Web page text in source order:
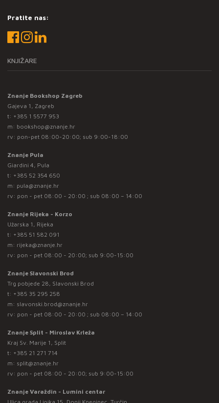
Pratite nas:
KNJIŽARE
Znanje Bookshop Zagreb
Gajeva 1, Zagreb
t: +385 1 5577 953
m: bookshop@znanje.hr
rv: pon-pet 08:00-20:00; sub 9:00-18:00
Znanje Pula
Giardini 4, Pula
t: +385 52 354 650
m: pula@znanje.hr
rv: pon - pet 08:00 - 20:00 ; sub 08:00 – 14:00
Znanje Rijeka - Korzo
Užarska 1, Rijeka
t: +385 51 582 091
m: rijeka@znanje.hr
rv: pon - pet 08:00 - 20:00; sub 9:00-15:00
Znanje Slavonski Brod
Trg pobjede 28, Slavonski Brod
t: +385 35 295 258
m: slavonski.brod@znanje.hr
rv: pon - pet 08:00 - 20:00 ; sub 08:00 – 14:00
Znanje Split - Miroslav Krleža
Kraj Sv. Marije 1, Split
t: +385 21 271 714
m: split@znanje.hr
rv: pon - pet 08:00 - 20:00; sub 9:00-15:00
Znanje Varaždin - Lumini centar